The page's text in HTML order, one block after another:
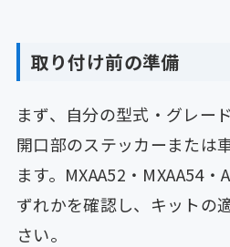
取り付け前の準備
まず、自分の型式・グレー
開口部のステッカーまたは
ます。MXAA52・MXAA54・
ずれかを確認し、キットの
さい。